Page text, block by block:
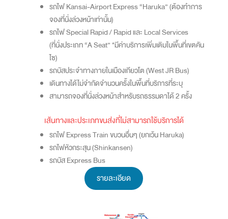
รถไฟ Kansai-Airport Express “Haruka” (ต้องทำการ
จองที่นั่งล่วงหน้าเท่านั้น)
รถไฟ Special Rapid / Rapid และ Local Services
(ที่นั่งประเภท “A Seat” *มีค่าบริการเพิ่มเติมในพื้นที่เขตคัน
ไซ)
รถบัสประจำทางภายในเมืองเกียวโต (West JR Bus)
เดินทางได้ไม่จำกัดจำนวนครั้งในพื้นที่บริการที่ระบุ
สามารถจองที่นั่งล่วงหน้าสำหรับรถธรรมดาได้ 2 ครั้ง
เส้นทางและประเภทขนส่งที่ไม่สามารถใช้บริการได้
รถไฟ Express Train ขบวนอื่นๆ (ยกเว้น Haruka)
รถไฟหัวกระสุน (Shinkansen)
รถบัส Express Bus
รายละเอียด